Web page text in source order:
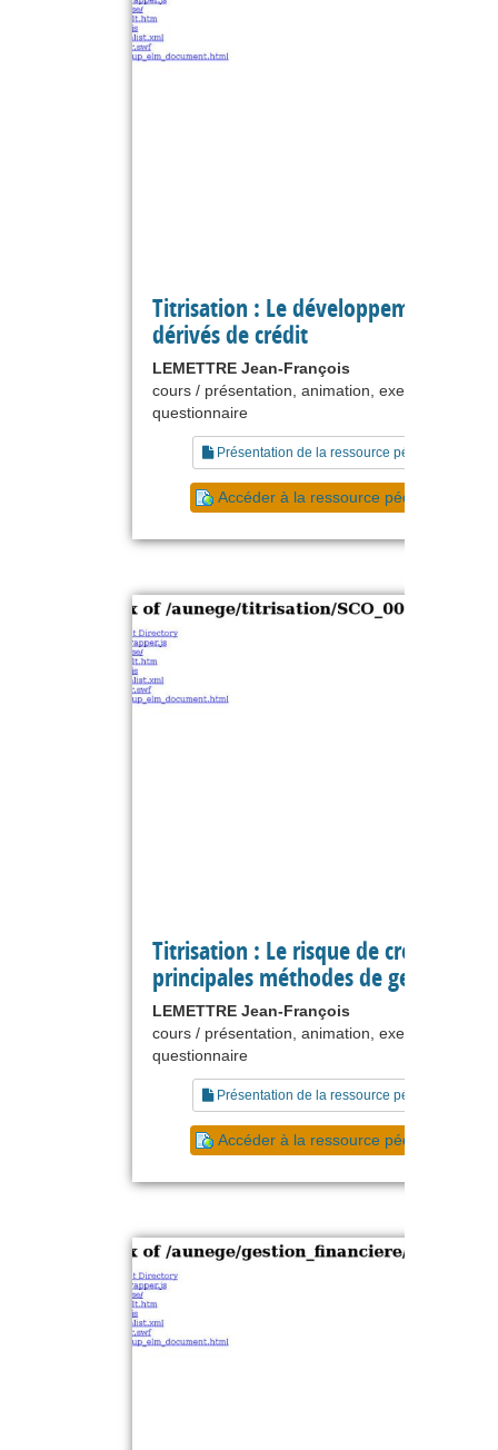
Titrisation : Le développement des
dérivés de crédit
LEMETTRE Jean-François
cours / présentation, animation, exercice,
questionnaire
Présentation de la ressource pédagogique
Accéder à la ressource pédagogique
Titrisation : Le risque de crédit et les
principales méthodes de gestion
LEMETTRE Jean-François
cours / présentation, animation, exercice,
questionnaire
Présentation de la ressource pédagogique
Accéder à la ressource pédagogique